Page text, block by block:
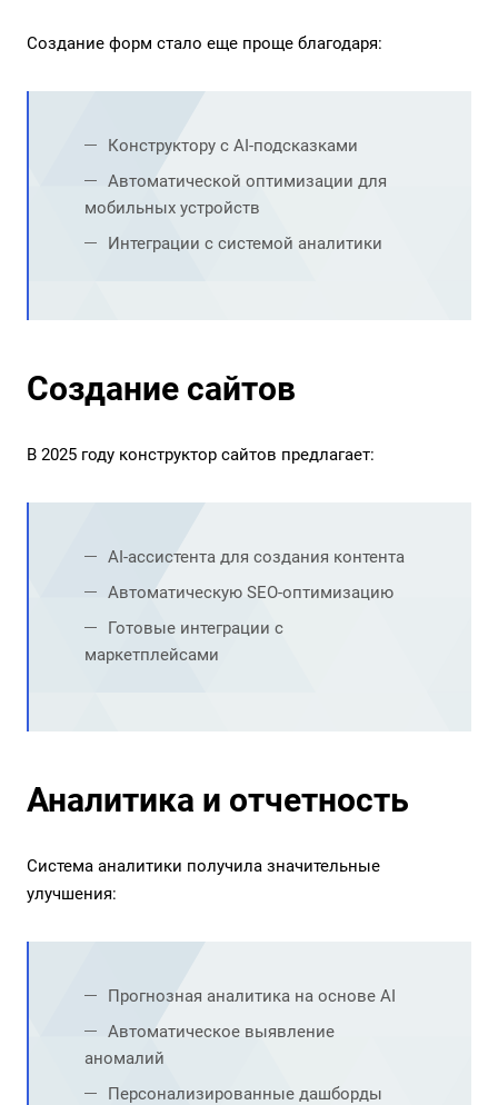
Создание форм стало еще проще благодаря:
Конструктору с AI-подсказками
Автоматической оптимизации для
мобильных устройств
Интеграции с системой аналитики
Создание сайтов
В 2025 году конструктор сайтов предлагает:
AI-ассистента для создания контента
Автоматическую SEO-оптимизацию
Готовые интеграции с
маркетплейсами
Аналитика и отчетность
Система аналитики получила значительные
улучшения:
Прогнозная аналитика на основе AI
Автоматическое выявление
аномалий
Персонализированные дашборды